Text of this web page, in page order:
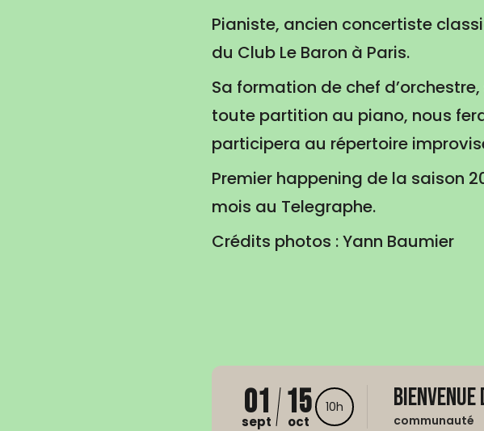
Pianiste, ancien concertiste
du Club Le Baron à Paris.
Sa formation de chef
toute partition au piano, nous
participera au répertoire
Premier happening de la saison
mois au Telegraphe.
Crédits photos : Yann Baumier
01
sept 15
oct
10h
communauté